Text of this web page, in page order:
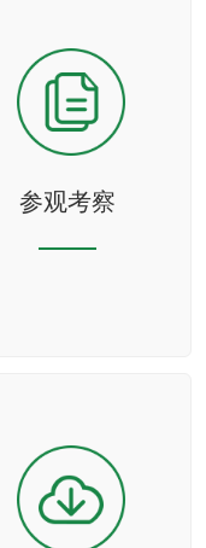
参观考察